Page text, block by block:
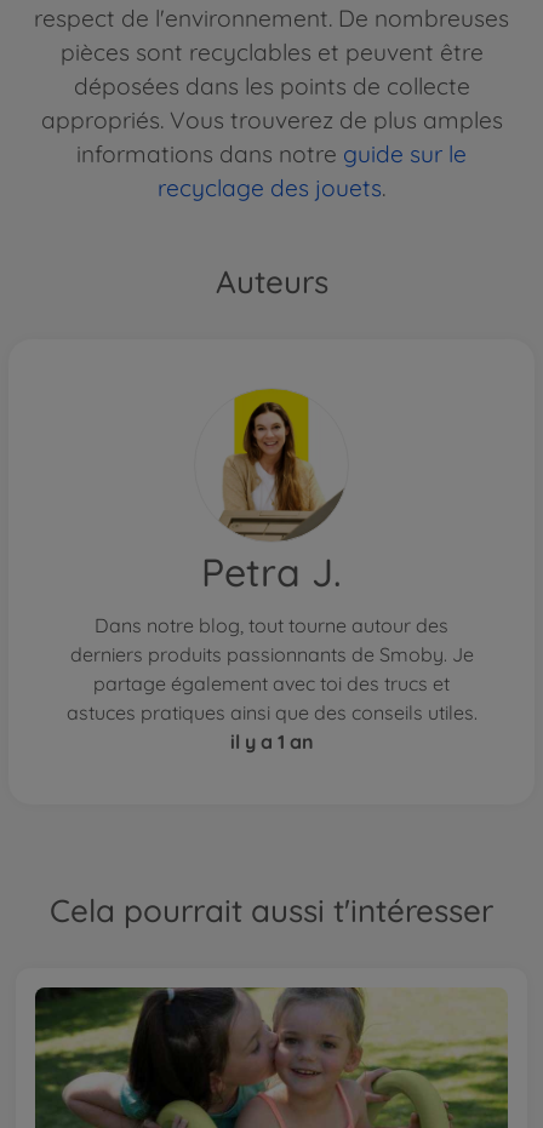
respect de l'environnement. De nombreuses
pièces sont recyclables et peuvent être
déposées dans les points de collecte
appropriés. Vous trouverez de plus amples
informations dans notre guide sur le
recyclage des jouets.
Auteurs
Petra J.
Dans notre blog, tout tourne autour des
derniers produits passionnants de Smoby. Je
partage également avec toi des trucs et
astuces pratiques ainsi que des conseils utiles.
il y a 1 an
Cela pourrait aussi t'intéresser